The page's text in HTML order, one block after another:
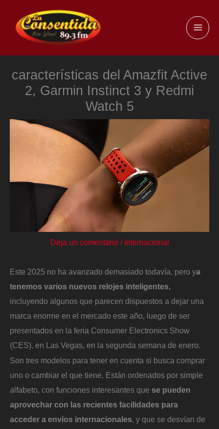
contenido
características del Amazfit Active
2, Garmin Instinct 3 y Redmi
Watch 5
Deja un comentario / Internacional
Este 2025 no ha avanzado demasiado todavía, pero ya
tenemos varios nuevos relojes inteligentes,
incluyendo algunos que parecen dispuestos a dejar una
marca enorme en el mercado este año, luego de ser
presentados en la feria Consumer Electronics Show
(CES), en Las Vegas, en la segunda semana de enero.
Son tres modelos para tener en cuenta si busca comprar
uno o cambiar el que tiene. Están ordenados por simple
alfabeto, con funciones interesantes que se pueden
aprovechar con las recientes facilidades para
acceder a envíos internacionales, y que se desvían de